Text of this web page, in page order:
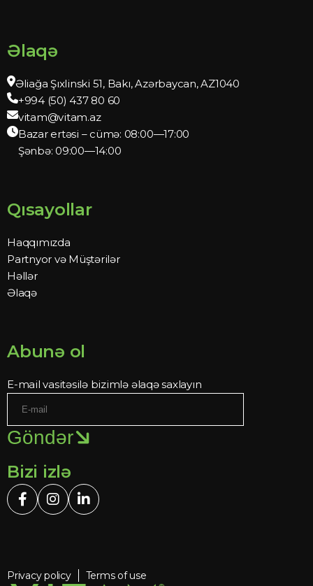
Əlaqə
Əliağa Şıxlinski 51, Bakı, Azərbaycan, AZ1040
+994 (50) 437 80 60
vitam@vitam.az
Bazar ertəsi – cümə: 08:00—17:00
Şənbə: 09:00—14:00
Qısayollar
Haqqımızda
Partnyor və Müştərilər
Həllər
Əlaqə
Abunə ol
E-mail vasitəsilə bizimlə əlaqə saxlayın
Göndər
Bizi izlə
Privacy policy Terms of use